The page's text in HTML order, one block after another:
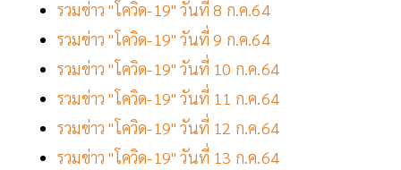
รวมข่าว "โควิด-19" วันที่ 8 ก.ค.64
รวมข่าว "โควิด-19" วันที่ 9 ก.ค.64
รวมข่าว "โควิด-19" วันที่ 10 ก.ค.64
รวมข่าว "โควิด-19" วันที่ 11 ก.ค.64
รวมข่าว "โควิด-19" วันที่ 12 ก.ค.64
รวมข่าว "โควิด-19" วันที่ 13 ก.ค.64